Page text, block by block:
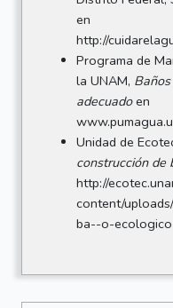
en
http://
Programa de
la UNAM,
adecuadoen
Unidad de
construcción de
http://
content/
ba--o-